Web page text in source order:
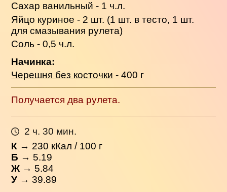
Сахар ванильный - 1 ч.л.
Яйцо куриное - 2 шт. (1 шт. в тесто, 1 шт.
для смазывания рулета)
Соль - 0,5 ч.л.
Начинка:
Черешня без косточки - 400 г
Получается два рулета.
2 ч. 30 мин.
К → 230 кКал / 100 г
Б → 5.19
Ж → 5.84
У → 39.89